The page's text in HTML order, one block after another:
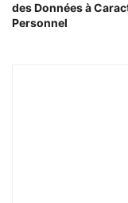
des Données à
Personnel